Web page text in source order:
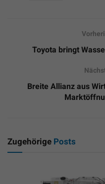
Toyota bringt
Breite Allianz aus
Zugehörige Posts